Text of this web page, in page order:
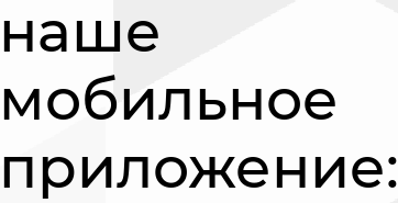
наше
мобильное
приложение: